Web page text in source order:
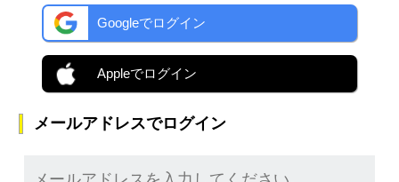
Googleでログイン
Appleでログイン
メールアドレスでログイン